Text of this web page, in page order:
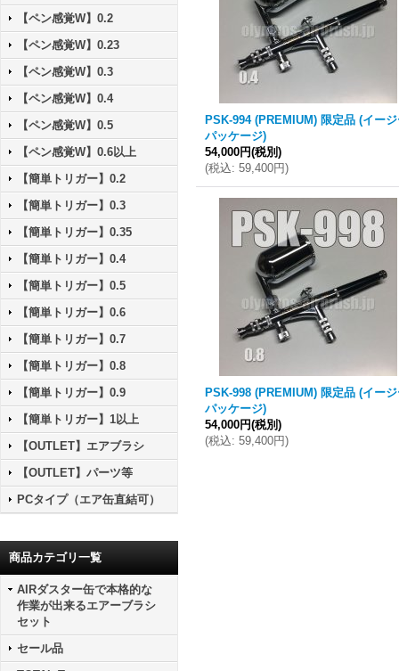
【ペン感覚W】0.2
【ペン感覚W】0.23
【ペン感覚W】0.3
【ペン感覚W】0.4
【ペン感覚W】0.5
【ペン感覚W】0.6以上
【簡単トリガー】0.2
【簡単トリガー】0.3
【簡単トリガー】0.35
【簡単トリガー】0.4
【簡単トリガー】0.5
【簡単トリガー】0.6
【簡単トリガー】0.7
【簡単トリガー】0.8
【簡単トリガー】0.9
【簡単トリガー】1以上
【OUTLET】エアブラシ
【OUTLET】パーツ等
PCタイプ（エア缶直結可）
商品カテゴリ一覧
AIRダスター缶で本格的な
作業が出来るエアーブラシ
セット
セール品
PSK-994 (PREMIUM) 限定品 (イー
パッケージ)
54,000円(税別)
(税込: 59,400円)
PSK-998 (PREMIUM) 限定品 (イー
パッケージ)
54,000円(税別)
(税込: 59,400円)